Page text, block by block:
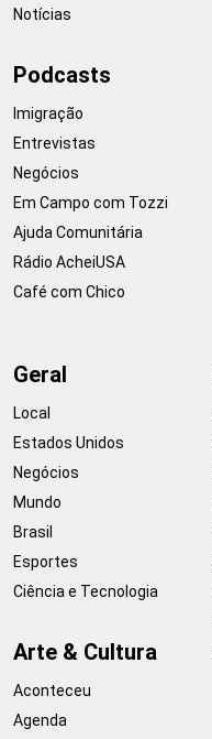
Notícias
Podcasts
Imigração
Entrevistas
Negócios
Em Campo com Tozzi
Ajuda Comunitária
Rádio AcheiUSA
Café com Chico
Geral
Local
Estados Unidos
Negócios
Mundo
Brasil
Esportes
Ciência e Tecnologia
Arte & Cultura
Aconteceu
Agenda